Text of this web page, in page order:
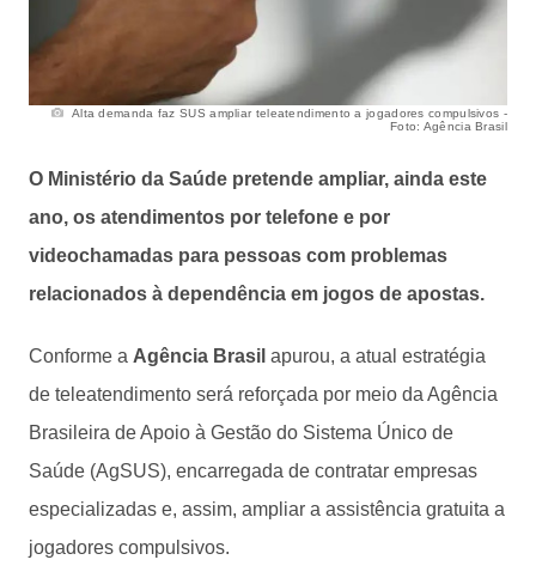
Alta demanda faz SUS ampliar teleatendimento a jogadores compulsivos -
Foto: Agência Brasil
O Ministério da Saúde pretende ampliar, ainda este
ano, os atendimentos por telefone e por
videochamadas para pessoas com problemas
relacionados à dependência em jogos de apostas.
Conforme a Agência Brasil apurou, a atual estratégia
de teleatendimento será reforçada por meio da Agência
Brasileira de Apoio à Gestão do Sistema Único de
Saúde (AgSUS), encarregada de contratar empresas
especializadas e, assim, ampliar a assistência gratuita a
jogadores compulsivos.